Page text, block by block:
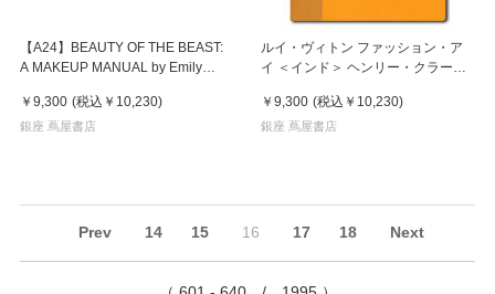
【A24】BEAUTY OF THE BEAST:
A MAKEUP MANUAL by Emily
ト 特殊メイクによる変身マニュア
ル
￥9,300 (税込 ￥10,230)
銀座 蔦屋書店
ルイ・ヴィトン ファッション・ア
イ ＜インド＞ ヘンリー・クラーク
￥9,300 (税込 ￥10,230)
銀座 蔦屋書店
Prev 14 15 16 17 18 Next